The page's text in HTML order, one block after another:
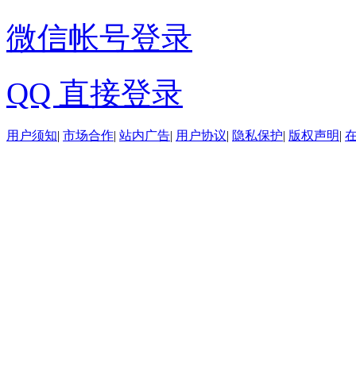
微信帐号登录
QQ 直接登录
用户须知| 市场合作| 站内广告| 用户协议| 隐私保护| 版权声明|